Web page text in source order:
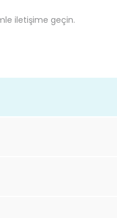
iletişime geçin.